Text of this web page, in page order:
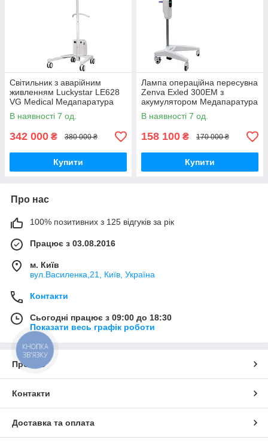
Світильник з аварійним
живленням Luckystar LE628
VG Medical Медапаратура
В наявності 7 од.
342 000 ₴ 380 000 ₴
Купити
Лампа операційна пересувна
Zenva Exled 300EM з
акумулятором Медапаратура
В наявності 7 од.
158 100 ₴ 170 000 ₴
Купити
Про нас
100% позитивних з 125 відгуків за рік
Працює з 03.08.2016
м. Київ
вул.Василенка,21, Київ, Україна
Контакти
Сьогодні працює з 09:00 до 18:30
Показати весь графік роботи
Про нас
Контакти
Доставка та оплата
КНОПКА
ЗВ'ЯЗКУ